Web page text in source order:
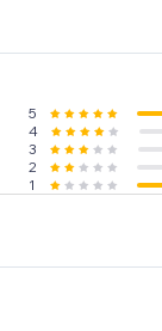
5
4
3
2
1